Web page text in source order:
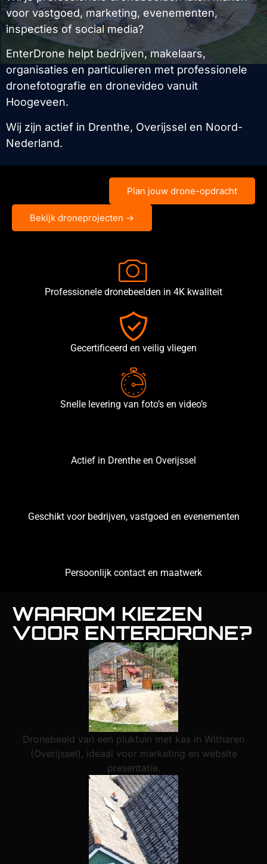
Ervaar
de
A1
Antigravity
A1
antigravity-a1-bundels-
vergelijken
Explorer Bundle
Infinity Bundle
TOMcase DJI Air 3S –
“Ready-to-Fly” – Rugzak
XL
Droneproducten
contact
Drone opdracht
aanvragen
Nederlands
English
voor vastgoed, marketing, evenementen,
inspecties of social media?
EnterDrone helpt bedrijven, makelaars,
organisaties en particulieren met professionele
dronefotografie en dronevideo vanuit
Hoogeveen.
Wij zijn actief in Drenthe, Overijssel en Noord-
Nederland.
Plan jouw drone-opdracht
Bekijk droneprojecten →
Professionele dronebeelden in 4K kwaliteit
Gecertificeerd en veilig vliegen
Snelle levering van foto’s en video’s
Actief in Drenthe en Overijssel
Geschikt voor bedrijven, vastgoed en evenementen
Persoonlijk contact en maatwerk
WAAROM KIEZEN
VOOR ENTERDRONE?
Dronebeeld van een pluktuin met kas in Witharen
(Overijssel), ideaal voor marketing en website
presentatie.